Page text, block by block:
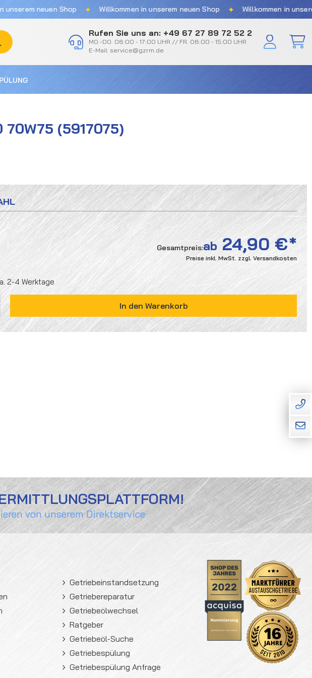
neuen Shop ✦ Willkommen in unserem neuen Shop ✦ Willkommen in unserem
Rufen Sie uns an: +49 67 27 89 72 52 2
MO.-DO. 08:00 - 17:00 UHR // FR. 08:00 - 15:00 UHR
E-Mail: service@gzrm.de
70W75 (5917075)
Gesamtpreis:ab 24,90 €
Preise inkl. MwSt. zzgl. Versandkosten
2-4 Werktage
GIB DEN GEWÜNSCHTEN WERT EIN ODER BENUTZE DIE
In den Warenkorb
von unserem Direktservice
Getriebeinstandsetzung
Getriebereparatur
Getriebeölwechsel
Ratgeber
Getriebeöl-Suche
Getriebespülung
Getriebespülung Anfrage